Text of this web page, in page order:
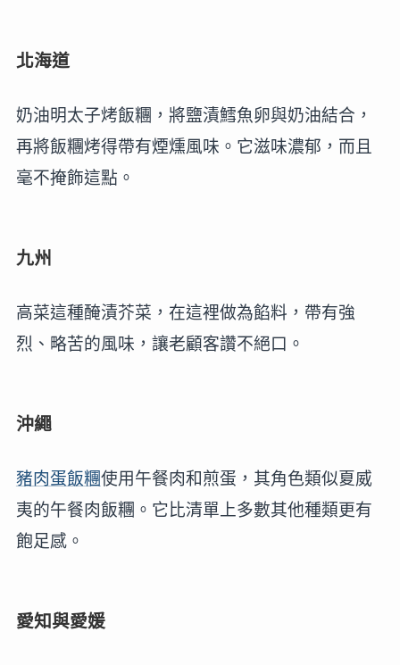
北海道
奶油明太子烤飯糰，將鹽漬鱈魚卵與奶油結合，
再將飯糰烤得帶有煙燻風味。它滋味濃郁，而且
毫不掩飾這點。
九州
高菜這種醃漬芥菜，在這裡做為餡料，帶有強
烈、略苦的風味，讓老顧客讚不絕口。
沖繩
豬肉蛋飯糰使用午餐肉和煎蛋，其角色類似夏威
夷的午餐肉飯糰。它比清單上多數其他種類更有
飽足感。
愛知與愛媛